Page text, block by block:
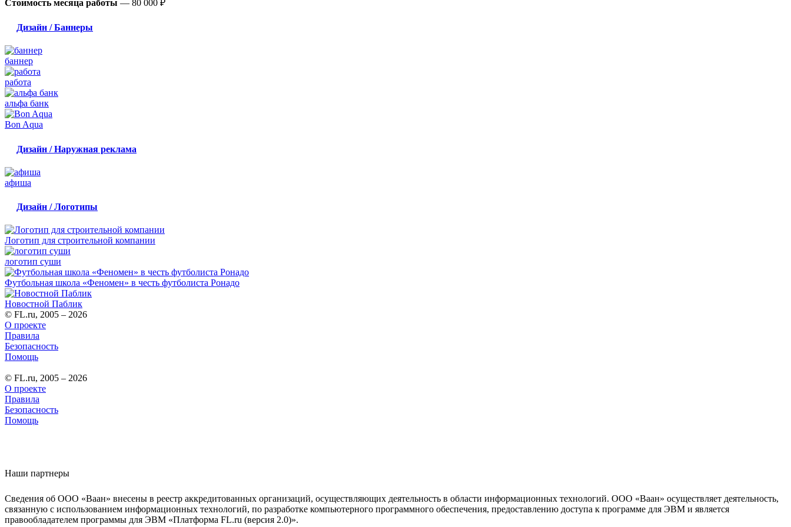
Стоимость месяца работы — 80 000 ₽
Дизайн / Баннеры
баннер
работа
альфа банк
Bon Aqua
Дизайн / Наружная реклама
афиша
Дизайн / Логотипы
Логотип для строительной компании
логотип суши
Футбольная школа «Феномен» в честь футболиста Ронадо
Новостной Паблик
© FL.ru, 2005 – 2026
О проекте
Правила
Безопасность
Помощь
© FL.ru, 2005 – 2026
О проекте
Правила
Безопасность
Помощь
Наши партнеры
Сведения об ООО «Ваан» внесены в реестр аккредитованных организаций, осуществляющих деятельность в области информационных технологий. ООО «Ваан» осуществляет деятельность,
связанную с использованием информационных технологий, по разработке компьютерного программного обеспечения, предоставлению доступа к программе для ЭВМ и является
правообладателем программы для ЭВМ «Платформа FL.ru (версия 2.0)».